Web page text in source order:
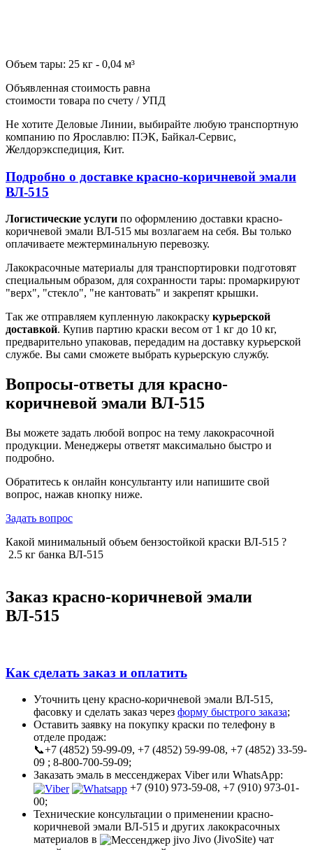
Объем тары: 25 кг - 0,04 м³
Объявленная стоимость равна
стоимости товара по счету / УПД
Не хотите Деловые Линии, выбирайте любую транспортную
компанию по Ярославлю: ПЭК, Байкал-Сервис,
Желдорэкспедиция, Кит.
Подробно о доставке красно-коричневой эмали
ВЛ-515
Логистические услуги по оформлению доставки красно-
коричневой эмали ВЛ-515 мы возлагаем на себя. Вы только
оплачиваете межтерминальную перевозку.
Лакокрасочные материалы для транспортировки подготовят
специальным образом, для сохранности тары: промаркируют
"верх", "стекло", "не кантовать" и закрепят крышки.
Так же отправляем купленную лакокраску курьерской
доставкой. Купив партию краски весом от 1 кг до 10 кг,
предварительно упаковав, передадим на доставку курьерской
службе. Вы сами сможете выбрать курьерскую службу.
Вопросы-ответы для красно-
коричневой эмали ВЛ-515
Вы можете задать любой вопрос на тему лакокрасочной
продукции. Менеджеры ответят максимально быстро и
подробно.
Обратитесь к онлайн консультанту или напишите свой
вопрос, нажав кнопку ниже.
Задать вопрос
Какой минимальный объем бензостойкой краски ВЛ-515 ?
2.5 кг банка ВЛ-515
Заказ красно-коричневой эмали
ВЛ-515
Как сделать заказ и оплатить
Уточнить цену красно-коричневой эмали ВЛ-515,
фасовку и сделать заказ через форму быстрого заказа;
Оставить заявку на покупку краски по телефону в
отделе продаж:
📞+7 (4852) 59-99-09, +7 (4852) 59-99-08, +7 (4852) 33-59-
09 ; 8-800-700-59-09;
Заказать эмаль в мессенджерах Viber или WhatsApp:
+7 (910) 973-59-08, +7 (910) 973-01-
00;
Технические консультации о применении красно-
коричневой эмали ВЛ-515 и других лакокрасочных
материалов в
Jivo (JivoSite) чат